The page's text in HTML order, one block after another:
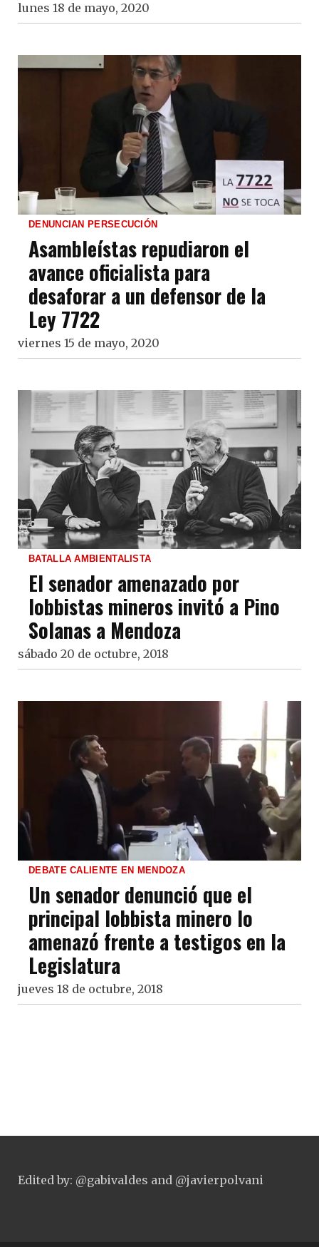
lunes 18 de mayo, 2020
DENUNCIAN PERSECUCIÓN
Asambleístas repudiaron el
avance oficialista para
desaforar a un defensor de la
Ley 7722
viernes 15 de mayo, 2020
BATALLA AMBIENTALISTA
El senador amenazado por
lobbistas mineros invitó a Pino
Solanas a Mendoza
sábado 20 de octubre, 2018
DEBATE CALIENTE EN MENDOZA
Un senador denunció que el
principal lobbista minero lo
amenazó frente a testigos en la
Legislatura
jueves 18 de octubre, 2018
Edited by: @gabivaldes and @javierpolvani